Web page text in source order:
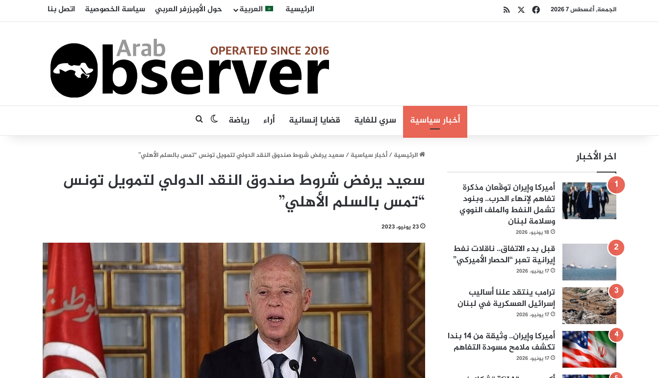
الجمعة, أغسطس 7 2026 فيسبوك الرئيسية العربية حول الأوبزرفر العربي سياسة الخصوصية اتصل بنا
أخبار سياسية سري للغاية قضايا إنسانية أراء رياضة الوضع المظلم
الرئيسية/أخبار سياسية/ سعيد يرفض شروط صندوق النقد الدولي لتمويل تونس “تمس بالسلم الأهلي”
سعيد يرفض شروط صندوق النقد الدولي لتمويل تونس
“تمس بالسلم الأهلي”
23 يونيو، 2023
اخر الأخبار
أميركا وإيران توقّعان مذكرة
تفاهم لإنهاء الحرب.. وبنود
تشمل النفط والملف النووي
وسلامة لبنان
18 يونيو، 2026
قبل بدء الاتفاق.. ناقلات نفط
إيرانية تعبر “الحصار الأميركي”
17 يونيو، 2026
ترامب ينتقد علنا أساليب
إسرائيل العسكرية في لبنان
17 يونيو، 2026
أميركا وإيران.. وثيقة من 14 بندا
تكشف ملامح مسودة التفاهم
17 يونيو، 2026